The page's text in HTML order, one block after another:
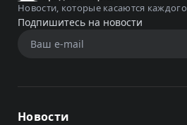
Новости, которые касаются каждого
Подпишитесь на новости
Новости